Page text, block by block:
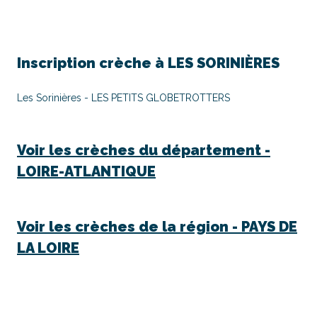
Inscription crèche à LES SORINIÈRES
Les Sorinières - LES PETITS GLOBETROTTERS
Voir les crèches du département -
LOIRE-ATLANTIQUE
Voir les crèches de la région - PAYS DE
LA LOIRE